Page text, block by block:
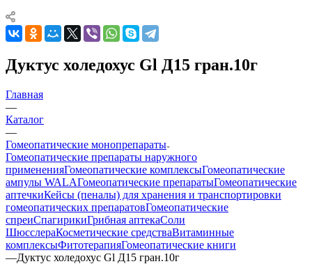
Дуктус холедохус Gl Д15 гран.10г
Главная
—
Каталог
—
Гомеопатические монопрепараты
Гомеопатические препараты наружного
примененияГомеопатические комплексыГомеопатические
ампулы WALAГомеопатические препаратыГомеопатические
аптечкиКейсы (пеналы) для хранения и транспортировки
гомеопатических препаратовГомеопатические
спреиСпагирикиГрибная аптекаСоли
ШюсслераКосметические средстваВитаминные
комплексыФитотерапияГомеопатические книги
—Дуктус холедохус Gl Д15 гран.10г